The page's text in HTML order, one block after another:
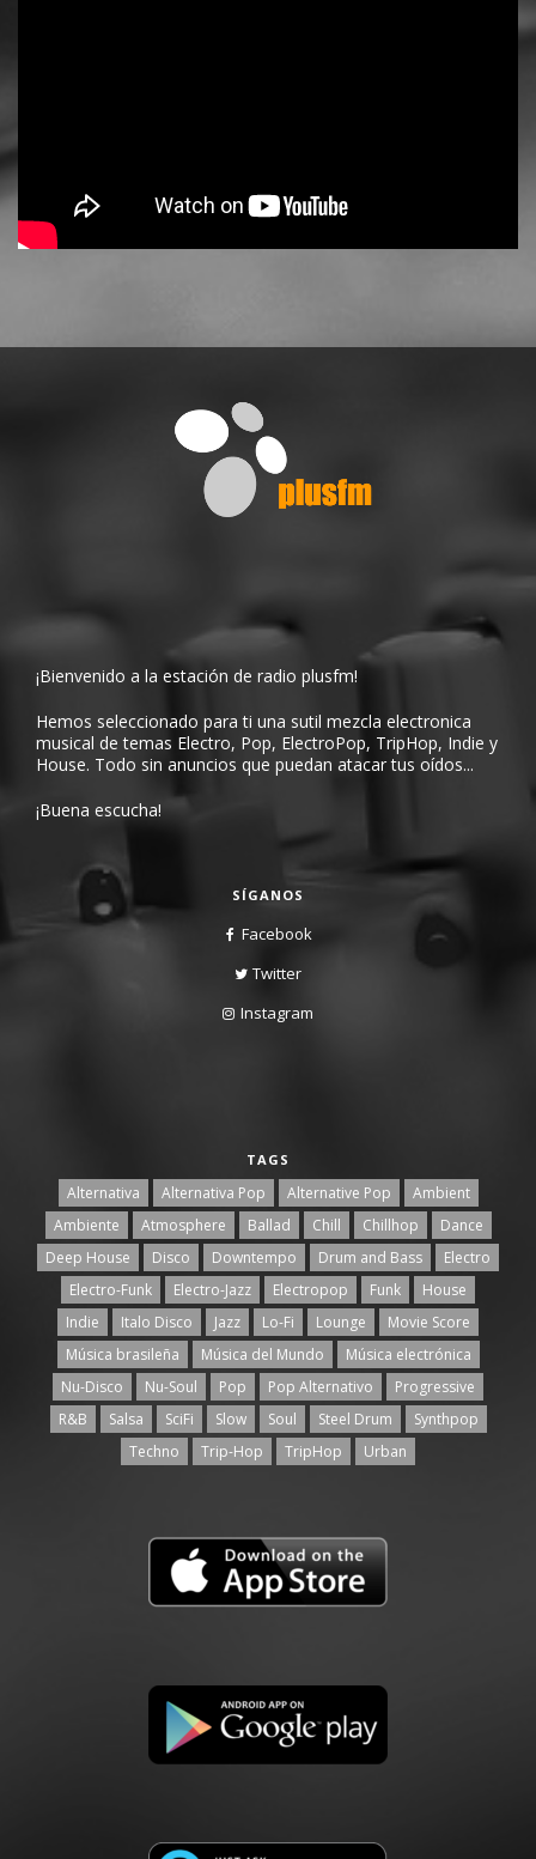
¡Bienvenido a la estación de radio plusfm!
Hemos seleccionado para ti una sutil mezcla electronica
musical de temas Electro, Pop, ElectroPop, TripHop, Indie y
House. Todo sin anuncios que puedan atacar tus oídos...
¡Buena escucha!
SÍGANOS
Facebook
Twitter
Instagram
TAGS
Alternativa Alternativa Pop Alternative Pop
Ambient
Ambiente
Atmosphere Ballad Chill Chillhop
Dance
Deep House
Disco Downtempo Drum and Bass
Electro
Electro-Funk
Electro-Jazz Electropop Funk
House
Indie
Italo Disco Jazz Lo-Fi Lounge
Movie Score
Música brasileña
Música del Mundo
Música electrónica
Nu-Disco
Nu-Soul Pop Pop Alternativo
Progressive
R&B
Salsa SciFi Slow Soul Steel Drum
Synthpop
Techno
Trip-Hop TripHop Urban